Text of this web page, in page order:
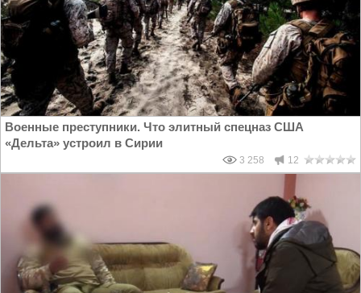
Военные преступники. Что элитный спецназ США
«Дельта» устроил в Сирии
3 258 12